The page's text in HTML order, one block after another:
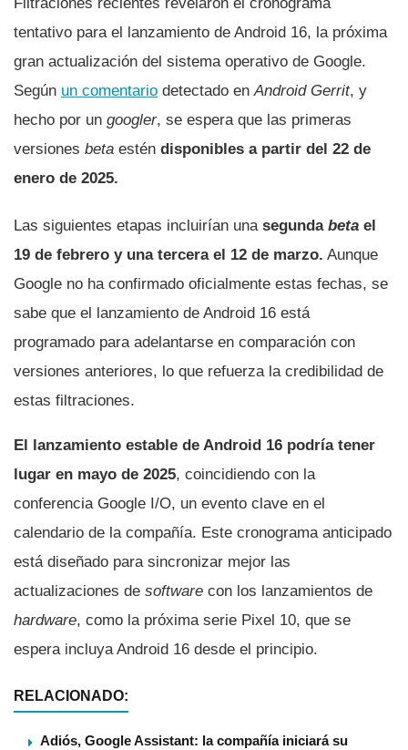
tentativo para el lanzamiento de Android 16, la próxima
gran actualización del sistema operativo de Google.
Según un comentario detectado en Android Gerrit, y
hecho por un googler, se espera que las primeras
versiones beta estén disponibles a partir del 22 de
enero de 2025.
Las siguientes etapas incluirían una segunda beta el
19 de febrero y una tercera el 12 de marzo. Aunque
Google no ha confirmado oficialmente estas fechas, se
sabe que el lanzamiento de Android 16 está
programado para adelantarse en comparación con
versiones anteriores, lo que refuerza la credibilidad de
estas filtraciones.
El lanzamiento estable de Android 16 podría tener
lugar en mayo de 2025, coincidiendo con la
conferencia Google I/O, un evento clave en el
calendario de la compañía. Este cronograma anticipado
está diseñado para sincronizar mejor las
actualizaciones de software con los lanzamientos de
hardware, como la próxima serie Pixel 10, que se
espera incluya Android 16 desde el principio.
RELACIONADO:
Adiós, Google Assistant: la compañía iniciará su